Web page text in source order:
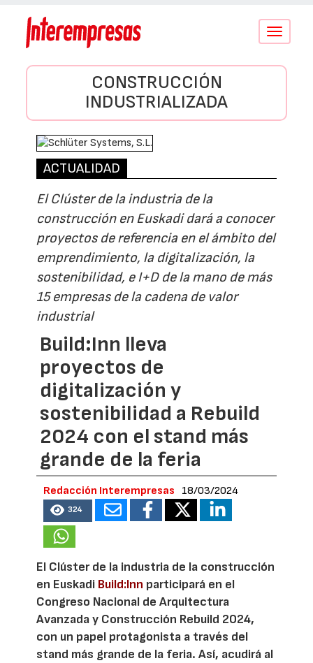
Conmutar
CONSTRUCCIÓN
INDUSTRIALIZADA
ACTUALIDAD
El Clúster de la industria de la
construcción en Euskadi dará a conocer
proyectos de referencia en el ámbito del
emprendimiento, la digitalización, la
sostenibilidad, e I+D de la mano de más
15 empresas de la cadena de valor
industrial
Build:Inn lleva
proyectos de
digitalización y
sostenibilidad a Rebuild
2024 con el stand más
grande de la feria
Redacción Interempresas 18/03/2024
324
El Clúster de la industria de la construcción
en Euskadi Build:Inn participará en el
Congreso Nacional de Arquitectura
Avanzada y Construcción Rebuild 2024,
con un papel protagonista a través del
stand más grande de la feria. Así, acudirá al